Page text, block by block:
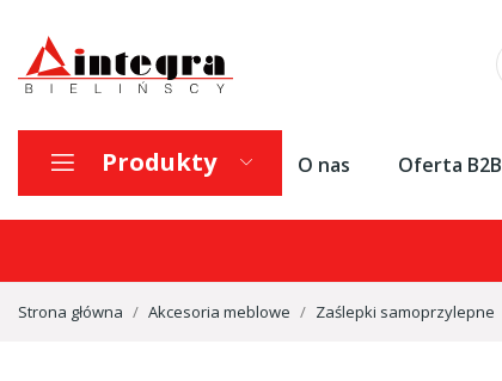
Produkty O nas Oferta B2B
Strona główna Akcesoria meblowe Zaślepki samoprzylepne